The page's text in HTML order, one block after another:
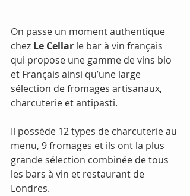
On passe un moment authentique
chez Le Cellar le bar à vin français
qui propose une gamme de vins bio
et Français ainsi qu’une large
sélection de fromages artisanaux,
charcuterie et antipasti.
Il possède 12 types de charcuterie au
menu, 9 fromages et ils ont la plus
grande sélection combinée de tous
les bars à vin et restaurant de
Londres.